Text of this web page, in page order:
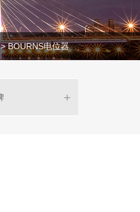
BOURNS电位器